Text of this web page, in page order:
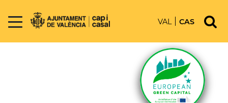
VAL CAS